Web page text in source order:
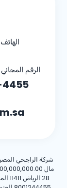
الرقم
شركة الراجحي
مال 60,000,000,000.00
28 الرياض 11411 المملكة العربية السعودية، هاتف: